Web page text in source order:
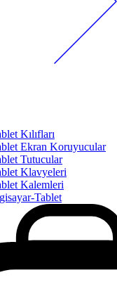
Kılıfları
Ekran Koruyucular
Tutucular
Klavyeleri
Kalemleri
Tablet